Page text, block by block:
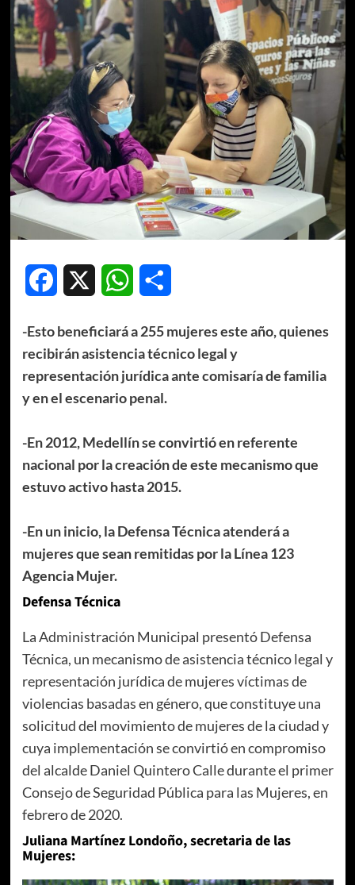
Facebook WhatsApp
-Esto beneficiará a 255 mujeres este año, quienes
recibirán asistencia técnico legal y
representación jurídica ante comisaría de familia
y en el escenario penal.
-En 2012, Medellín se convirtió en referente
nacional por la creación de este mecanismo que
estuvo activo hasta 2015.
-En un inicio, la Defensa Técnica atenderá a
mujeres que sean remitidas por la Línea 123
Agencia Mujer.
Defensa Técnica
La Administración Municipal presentó Defensa
Técnica, un mecanismo de asistencia técnico legal y
representación jurídica de mujeres víctimas de
violencias basadas en género, que constituye una
solicitud del movimiento de mujeres de la ciudad y
cuya implementación se convirtió en compromiso
del alcalde Daniel Quintero Calle durante el primer
Consejo de Seguridad Pública para las Mujeres, en
febrero de 2020.
Juliana Martínez Londoño, secretaria de las
Mujeres: